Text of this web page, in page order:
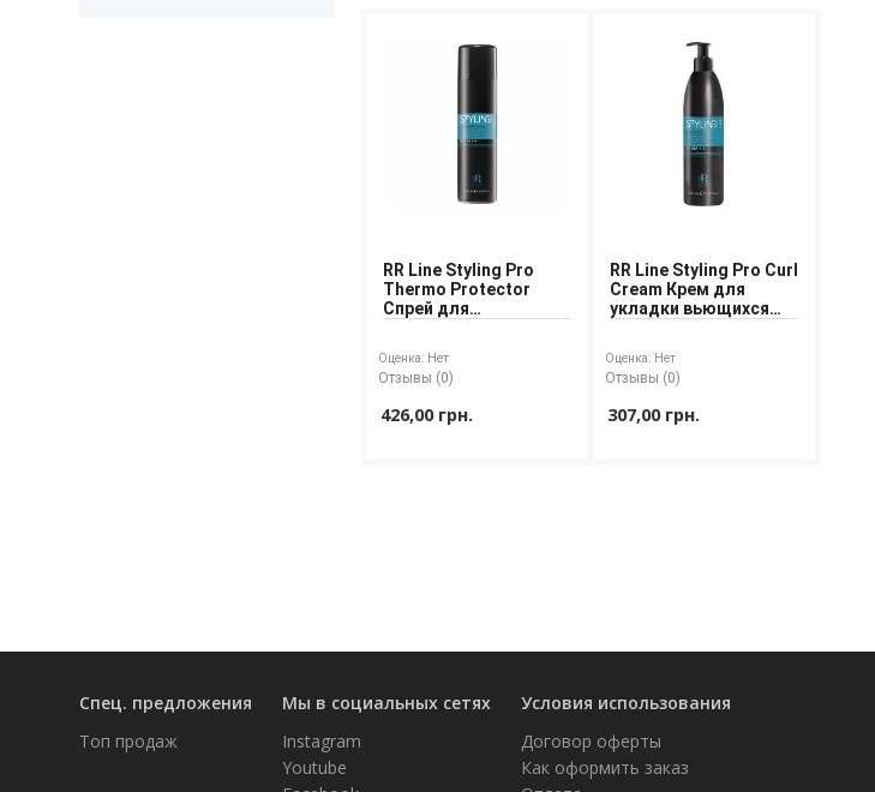
RR Line Styling Pro
Thermo Protector
Спрей для
Оценка: Нет
Отзывы (0)
426,00 грн.
RR Line Styling Pro Curl
Cream Крем для
укладки вьющихся
Оценка: Нет
Отзывы (0)
307,00 грн.
Спец. предложения
Топ продаж
Мы в социальных сетях
Instagram
Youtube
Условия использования
Договор оферты
Как оформить заказ